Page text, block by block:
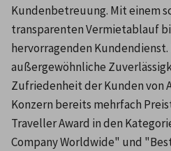
Kundenbetreuung. Mit einem
transparenten Vermietablauf
hervorragenden
außergewöhnliche
Zufriedenheit der Kunden von
Konzern bereits mehrfach
Traveller Award in den
Company Worldwide" und